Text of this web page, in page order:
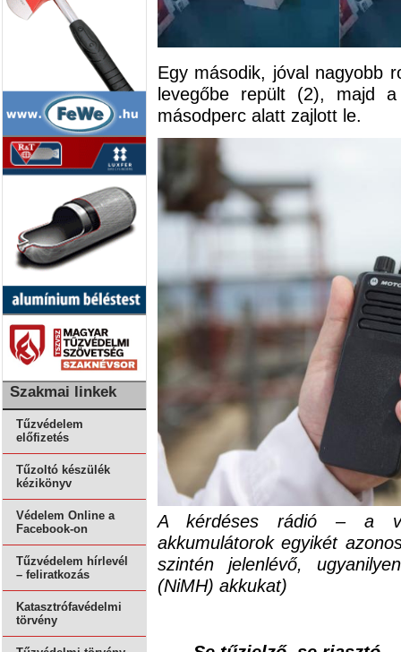
Szakmai linkek
Tűzvédelem
előfizetés
Tűzoltó készülék
kézikönyv
Védelem Online a
Facebook-on
Tűzvédelem hírlevél
– feliratkozás
Katasztrófavédelmi
törvény
Egy második, jóval nagyobb
levegőbe repült (2), majd
másodperc alatt zajlott le.
A kérdéses rádió – a
akkumulátorok egyikét
szintén jelenlévő,
(NiMH) akkukat)